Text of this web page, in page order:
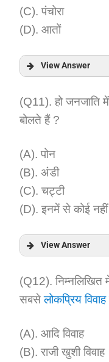
(C). पंचोरा
(D). आतों
View Answer
Answer:
(Q11). हो जनजाति
बोलते हैं ?
(A). पोन
(B). अंडी
(C). चट्टी
(D). इनमें से कोई नहीं
View Answer
Answer:
(Q12). निम्नलिखित
सबसेलोकप्रिय विवाह
(A). आदि विवाह
(B). राजी खुशी विवाह